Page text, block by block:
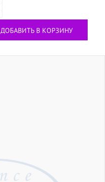
ДОБАВИТЬ В КОРЗИНУ